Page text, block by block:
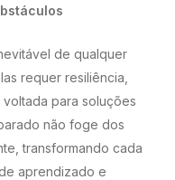
de qualquer
requer resiliência,
para soluções
não foge dos
transformando cada
aprendizado e